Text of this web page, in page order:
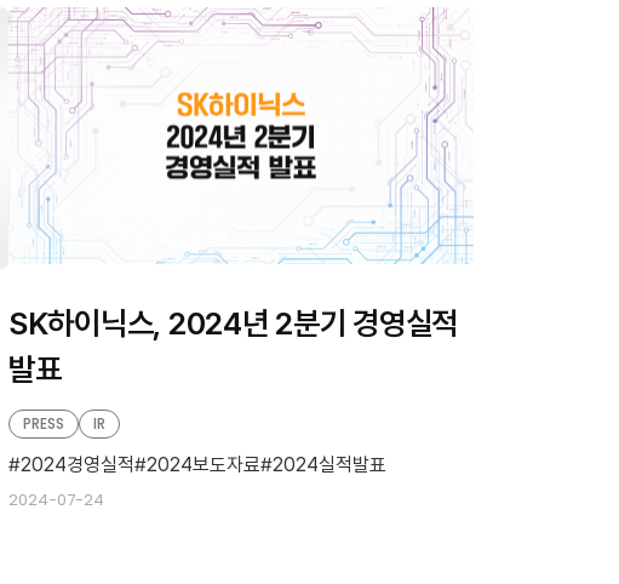
SK하이닉스, 2024년 2분기 경영실적
발표
2024-07-24
PRESS IR
2024경영실적 2024보도자료 2024실적발표